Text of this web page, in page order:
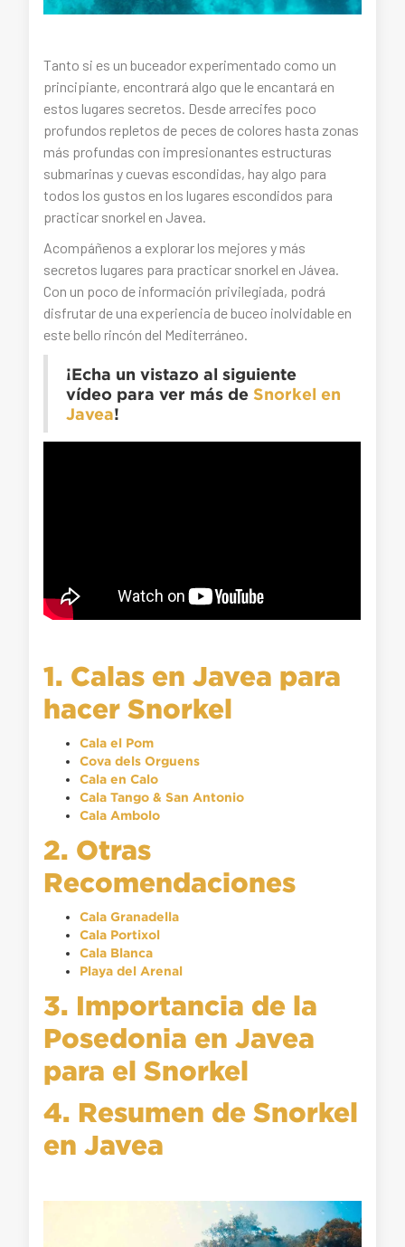
Tanto si es un buceador experimentado como un
principiante, encontrará algo que le encantará en
estos lugares secretos. Desde arrecifes poco
profundos repletos de peces de colores hasta zonas
más profundas con impresionantes estructuras
submarinas y cuevas escondidas, hay algo para
todos los gustos en los lugares escondidos para
practicar snorkel en Javea.
Acompáñenos a explorar los mejores y más
secretos lugares para practicar snorkel en Jávea.
Con un poco de información privilegiada, podrá
disfrutar de una experiencia de buceo inolvidable en
este bello rincón del Mediterráneo.
¡Echa un vistazo al siguiente
vídeo para ver más de Snorkel en
Javea!
1. Calas en Javea para
hacer Snorkel
Cala el Pom
Cova dels Orguens
Cala en Calo
Cala Tango & San Antonio
Cala Ambolo
2. Otras
Recomendaciones
Cala Granadella
Cala Portixol
Cala Blanca
Playa del Arenal
3. Importancia de la
Posedonia en Javea
para el Snorkel
4. Resumen de Snorkel
en Javea